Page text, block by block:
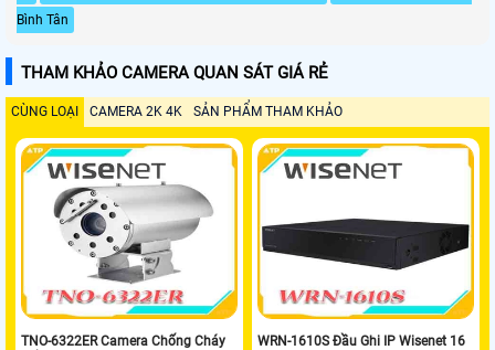
Bình Tân
THAM KHẢO CAMERA QUAN SÁT GIÁ RẺ
CÙNG LOẠI CAMERA 2K 4K SẢN PHẨM THAM KHẢO
TNO-6322ER Camera Chống Cháy
WRN-1610S Đầu Ghi IP Wisenet 16